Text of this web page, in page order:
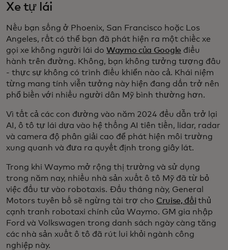
Xe tự lái
Nếu bạn sống ở Phoenix, San Francisco hoặc Los
Angeles, rất có thể bạn đã phát hiện ra một chiếc xe
gọi xe không người lái do Waymo của Google điều
hành trên đường. Không, bạn không tưởng tượng đâu
- thực sự không có trình điều khiển nào cả. Khái niệm
từng mang tính viễn tưởng này hiện đang dần trở nên
phổ biến với nhiều người dân Mỹ bình thường hơn.
Vì tất cả các con đường vào năm 2024 đều dẫn trở lại
AI, ô tô tự lái dựa vào hệ thống AI tiên tiến, lidar, radar
và camera độ phân giải cao để phát hiện môi trường
xung quanh và đưa ra quyết định trong giây lát.
Trong khi Waymo mở rộng thị trường và sử dụng
trong năm nay, nhiều nhà sản xuất ô tô Mỹ đã từ bỏ
việc đầu tư vào robotaxis. Đầu tháng này, General
Motors tuyên bố sẽ ngừng tài trợ cho Cruise, đối thủ
cạnh tranh robotaxi chính của Waymo. GM gia nhập
Ford và Volkswagen trong danh sách ngày càng tăng
các nhà sản xuất ô tô đã rút lui khỏi ngành công
nghiệp này.